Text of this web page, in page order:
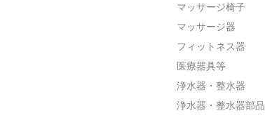
マッサージ椅子
マッサージ器
フィットネス器
医療器具等
浄水器・整水器
浄水器・整水器部品